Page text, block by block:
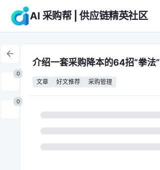
AI 采购帮 | 供应链精英社区
0
0
介绍一套采购降本的64招“拳法”
文章 好文推荐 采购管理